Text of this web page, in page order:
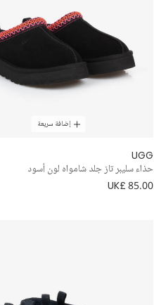
إضافة سريعة
UGG
حذاء سليبر تاز جلد شامواه لون أسود
UK£ 85.00